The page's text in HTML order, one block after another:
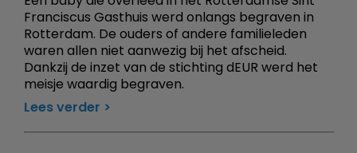
Franciscus Gasthuis werd onlangs begraven in
Rotterdam. De ouders of andere familieleden
waren allen niet aanwezig bij het afscheid.
Dankzij de inzet van de stichting dEUR werd het
meisje waardig begraven.
Lees verder